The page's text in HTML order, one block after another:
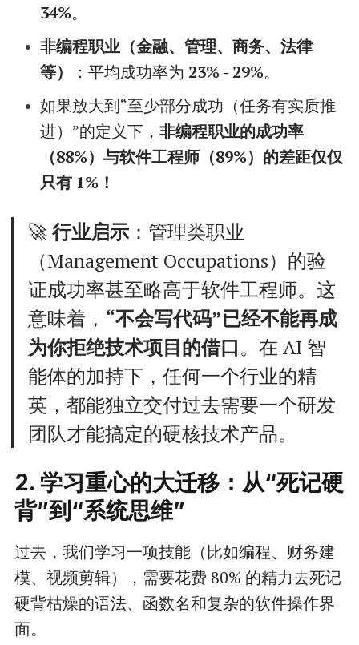
34%。
非编程职业（金融、管理、商务、法律
等）
：平均成功率为 23% - 29%。
如果放大到“至少部分成功（任务有实质推
进）”的定义下， 非编程职业的成功率
（88%）与软件工程师（89%）的差距仅仅
只有 1%！
🚀行业启示：管理类职业
（Management Occupations）的验
证成功率甚至略高于软件工程师。这
意味着， “不会写代码”已经不能再成
为你拒绝技术项目的借口。在 AI 智
能体的加持下，任何一个行业的精
英，都能独立交付过去需要一个研发
团队才能搞定的硬核技术产品。
2. 学习重心的大迁移：从“死记硬
背”到“系统思维”
过去，我们学习一项技能（比如编程、财务建
模、视频剪辑），需要花费 80% 的精力去死记
硬背枯燥的语法、函数名和复杂的软件操作界
面。